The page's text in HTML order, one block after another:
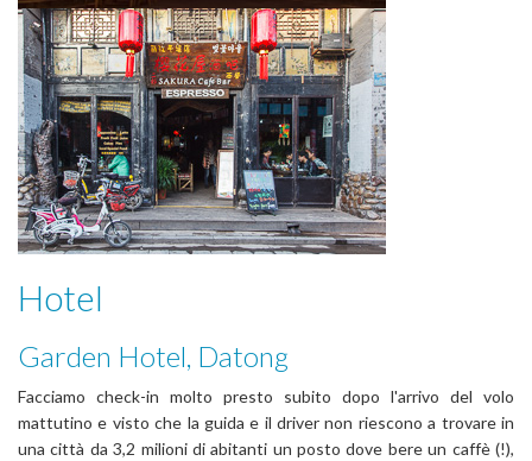
Hotel
Garden Hotel, Datong
Facciamo check-in molto presto subito dopo l'arrivo del volo
mattutino e visto che la guida e il driver non riescono a trovare in
una città da 3,2 milioni di abitanti un posto dove bere un caffè (!),